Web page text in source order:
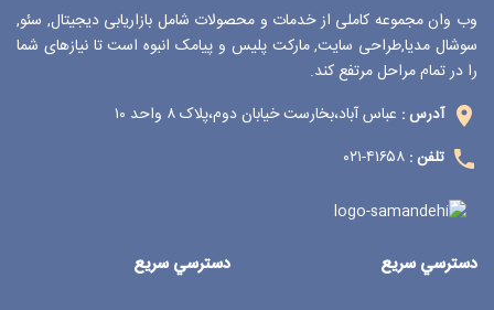
وب وان مجموعه کاملی از خدمات و محصولات شامل بازاریابی دیجیتال, سئو,
سوشال مدیا,طراحی سایت, مارکت پلیس و پیامک انبوه است تا نیازهای شما
را در تمام مراحل مرتفع کند.
آدرس : عباس آباد،بخارست خیابان دوم،پلاک ۸ واحد ۱۰
تلفن : ۴۱۶۵۸-۰۲۱
دسترسي سريع دسترسي سريع